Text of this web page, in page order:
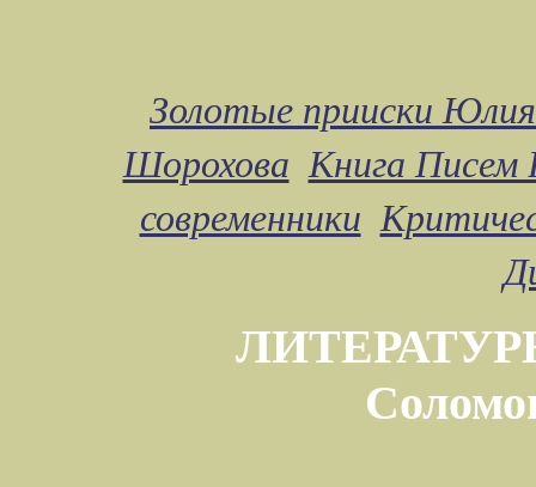
Золотые прииски
Шорохова Книга Писем
современники